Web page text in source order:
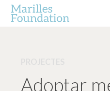
Adoptar